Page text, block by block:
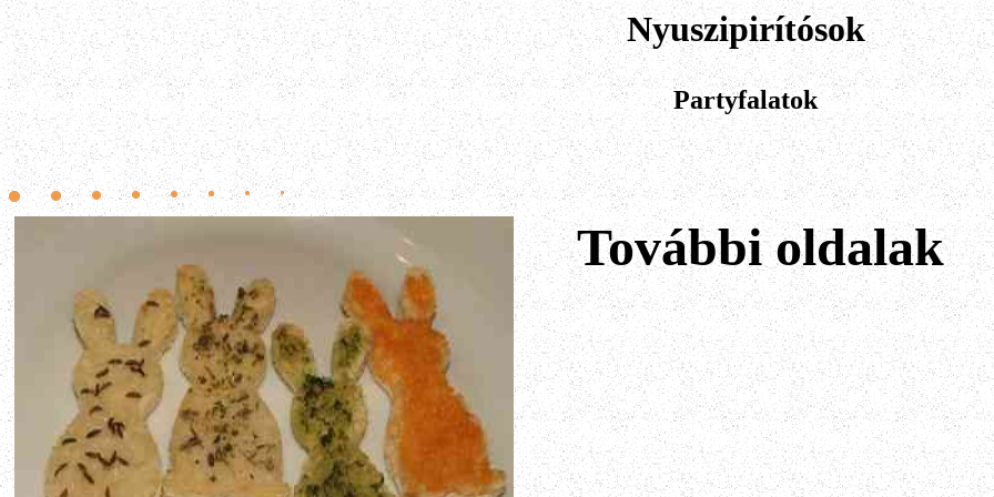
Nyuszipirítósok
Partyfalatok
További oldalak